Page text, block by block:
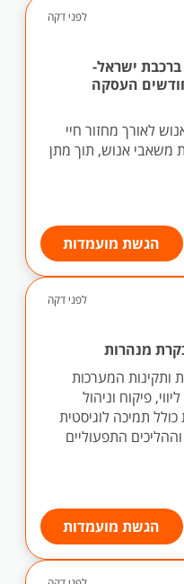
לפני דקה
ברכבת ישראל-
זמנית של 9 חודשים העסקה
לאורך מחזור חיי
משאבי אנוש, תוך מתן
הגשת מועמדות
לפני דקה
מנהרות
ותקינות המערכות
פיקוח וניהול
תמיכה לוגיסטית
התפעוליים
הגשת מועמדות